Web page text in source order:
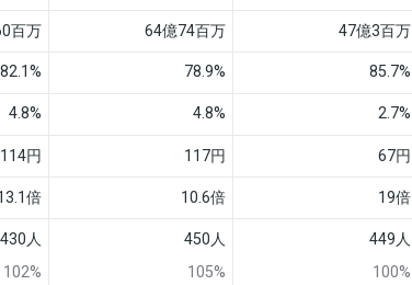
百万 64億74百万 47億3百万
82.1% 78.9% 85.7%
4.8% 4.8% 2.7%
114円 117円 67円
倍 10.6倍 19倍
430人
102%
450人
105%
449人
100%